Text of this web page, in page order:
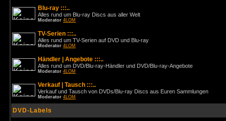
Blu-ray :::..
Alles rund um Blu-ray Discs aus aller Welt
Moderator 4LOM
TV-Serien :::..
Alles rund um TV-Serien auf DVD und Blu-ray
Moderator 4LOM
Händler | Angebote :::..
Alles rund um DVD/Blu-ray-Händler und DVD/Blu-ray-Angebote
Moderator 4LOM
Verkauf | Tausch :::..
Verkauf und Tausch von DVDs/Blu-ray Discs aus Euren Sammlungen
Moderator 4LOM
DVD-Labels